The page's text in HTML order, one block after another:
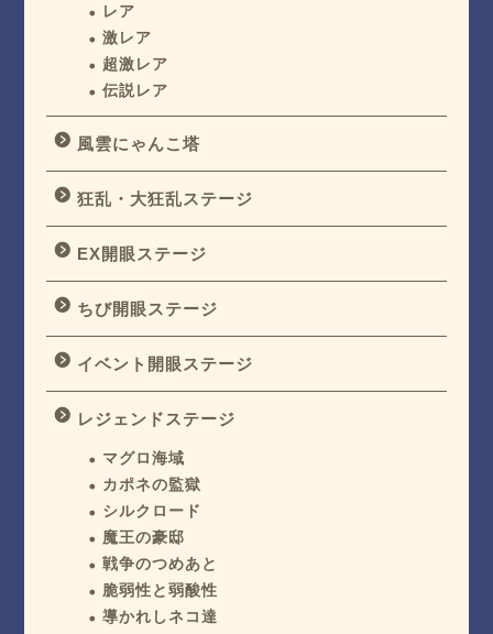
レア
激レア
超激レア
伝説レア
風雲にゃんこ塔
狂乱・大狂乱ステージ
EX開眼ステージ
ちび開眼ステージ
イベント開眼ステージ
レジェンドステージ
マグロ海域
カポネの監獄
シルクロード
魔王の豪邸
戦争のつめあと
脆弱性と弱酸性
導かれしネコ達